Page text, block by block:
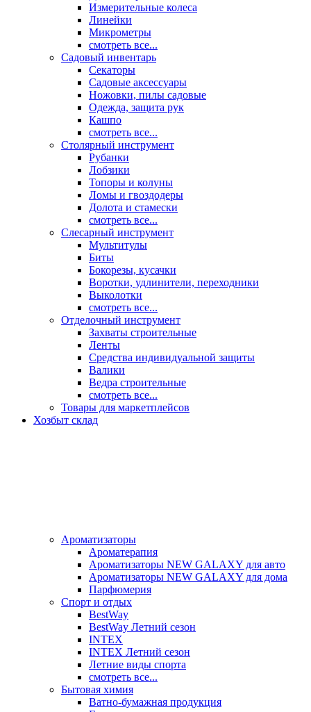
Измерительные колеса
Линейки
Микрометры
смотреть все...
Садовый инвентарь
Секаторы
Садовые аксессуары
Ножовки, пилы садовые
Одежда, защита рук
Кашпо
смотреть все...
Столярный инструмент
Рубанки
Лобзики
Топоры и колуны
Ломы и гвоздодеры
Долота и стамески
смотреть все...
Слесарный инструмент
Мультитулы
Биты
Бокорезы, кусачки
Воротки, удлинители, переходники
Выколотки
смотреть все...
Отделочный инструмент
Захваты строительные
Ленты
Средства индивидуальной защиты
Валики
Ведра строительные
смотреть все...
Товары для маркетплейсов
Хозбыт склад
Ароматизаторы
Ароматерапия
Ароматизаторы NEW GALAXY для авто
Ароматизаторы NEW GALAXY для дома
Парфюмерия
Спорт и отдых
BestWay
BestWay Летний сезон
INTEX
INTEX Летний сезон
Летние виды спорта
смотреть все...
Бытовая химия
Ватно-бумажная продукция